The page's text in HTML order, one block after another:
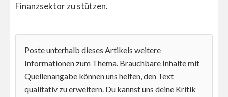
Finanzsektor zu stützen.
Poste unterhalb dieses Artikels weitere
Informationen zum Thema. Brauchbare Inhalte mit
Quellenangabe können uns helfen, den Text
qualitativ zu erweitern. Du kannst uns deine Kritik